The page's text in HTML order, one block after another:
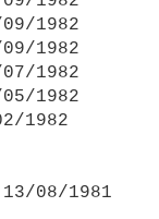
1982
1982
1982
1982
1982
08/1981